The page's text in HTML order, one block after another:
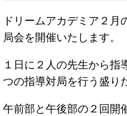
ドリームアカデミア２
局会を開催いたします。
１日に２人の先生から
つの指導対局を行う盛り
午前部と午後部の２回開